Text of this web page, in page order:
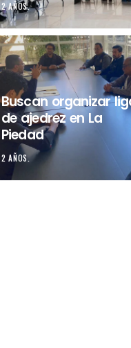
2 AÑOS.
Buscan organizar
de ajedrez en La
Piedad
2 AÑOS.